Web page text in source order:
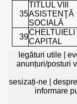
35
TITLUL VIII
ASISTENŢĂ
SOCIALĂ
39
CHELTUIELI
CAPITAL
legături utile
anunțuri/posturi
sesizați-ne|
informare